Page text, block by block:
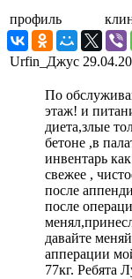
профиль
Urfin_Джус
По
этаж! и
диета,злые
бетоне ,в
инвентарь
свежее ,
после
после
давайте
апперации
77кг. Ребята